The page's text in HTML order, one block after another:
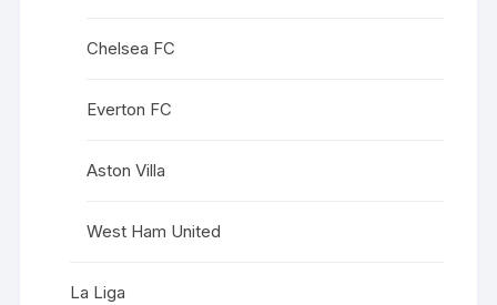
Chelsea FC
Everton FC
Aston Villa
West Ham United
La Liga